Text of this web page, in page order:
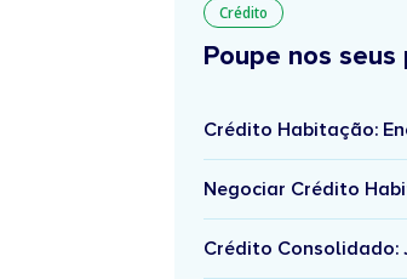
Crédito
Poupe nos
Crédito Habitação:
Negociar Crédito
Crédito Consolidado: